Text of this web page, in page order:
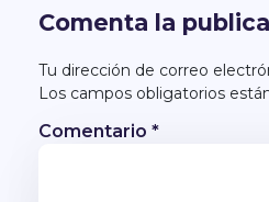
Comenta la
Tu dirección de correo
Los campos obligatorios
Comentario *